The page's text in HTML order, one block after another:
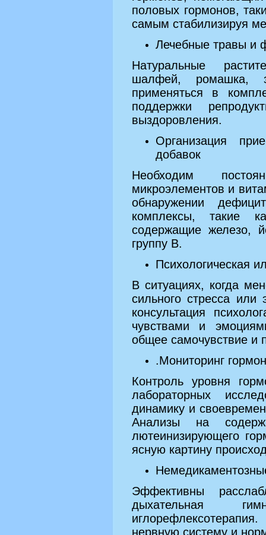
половых гормонов,
самым стабилизируя
Лечебные травы и
Натуральные
шалфей, ромашка,
применяться в
поддержки
выздоровления.
Организация
добавок
Необходим
микроэлементов и
обнаружении
комплексы, такие
содержащие железо,
группу B.
Психологическая
В ситуациях, когда
сильного стресса
консультация
чувствами и
общее самочувствие и
.Мониторинг
Контроль уровня
лабораторных
динамику и
Анализы на
лютеинизирующего
ясную картину
Эффективны
дыхательная
нервную систему и